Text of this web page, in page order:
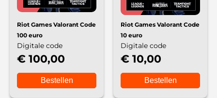
Riot Games Valorant Code
100 euro
Digitale code
€ 100,00
Bestellen
Riot Games Valorant Code
10 euro
Digitale code
€ 10,00
Bestellen